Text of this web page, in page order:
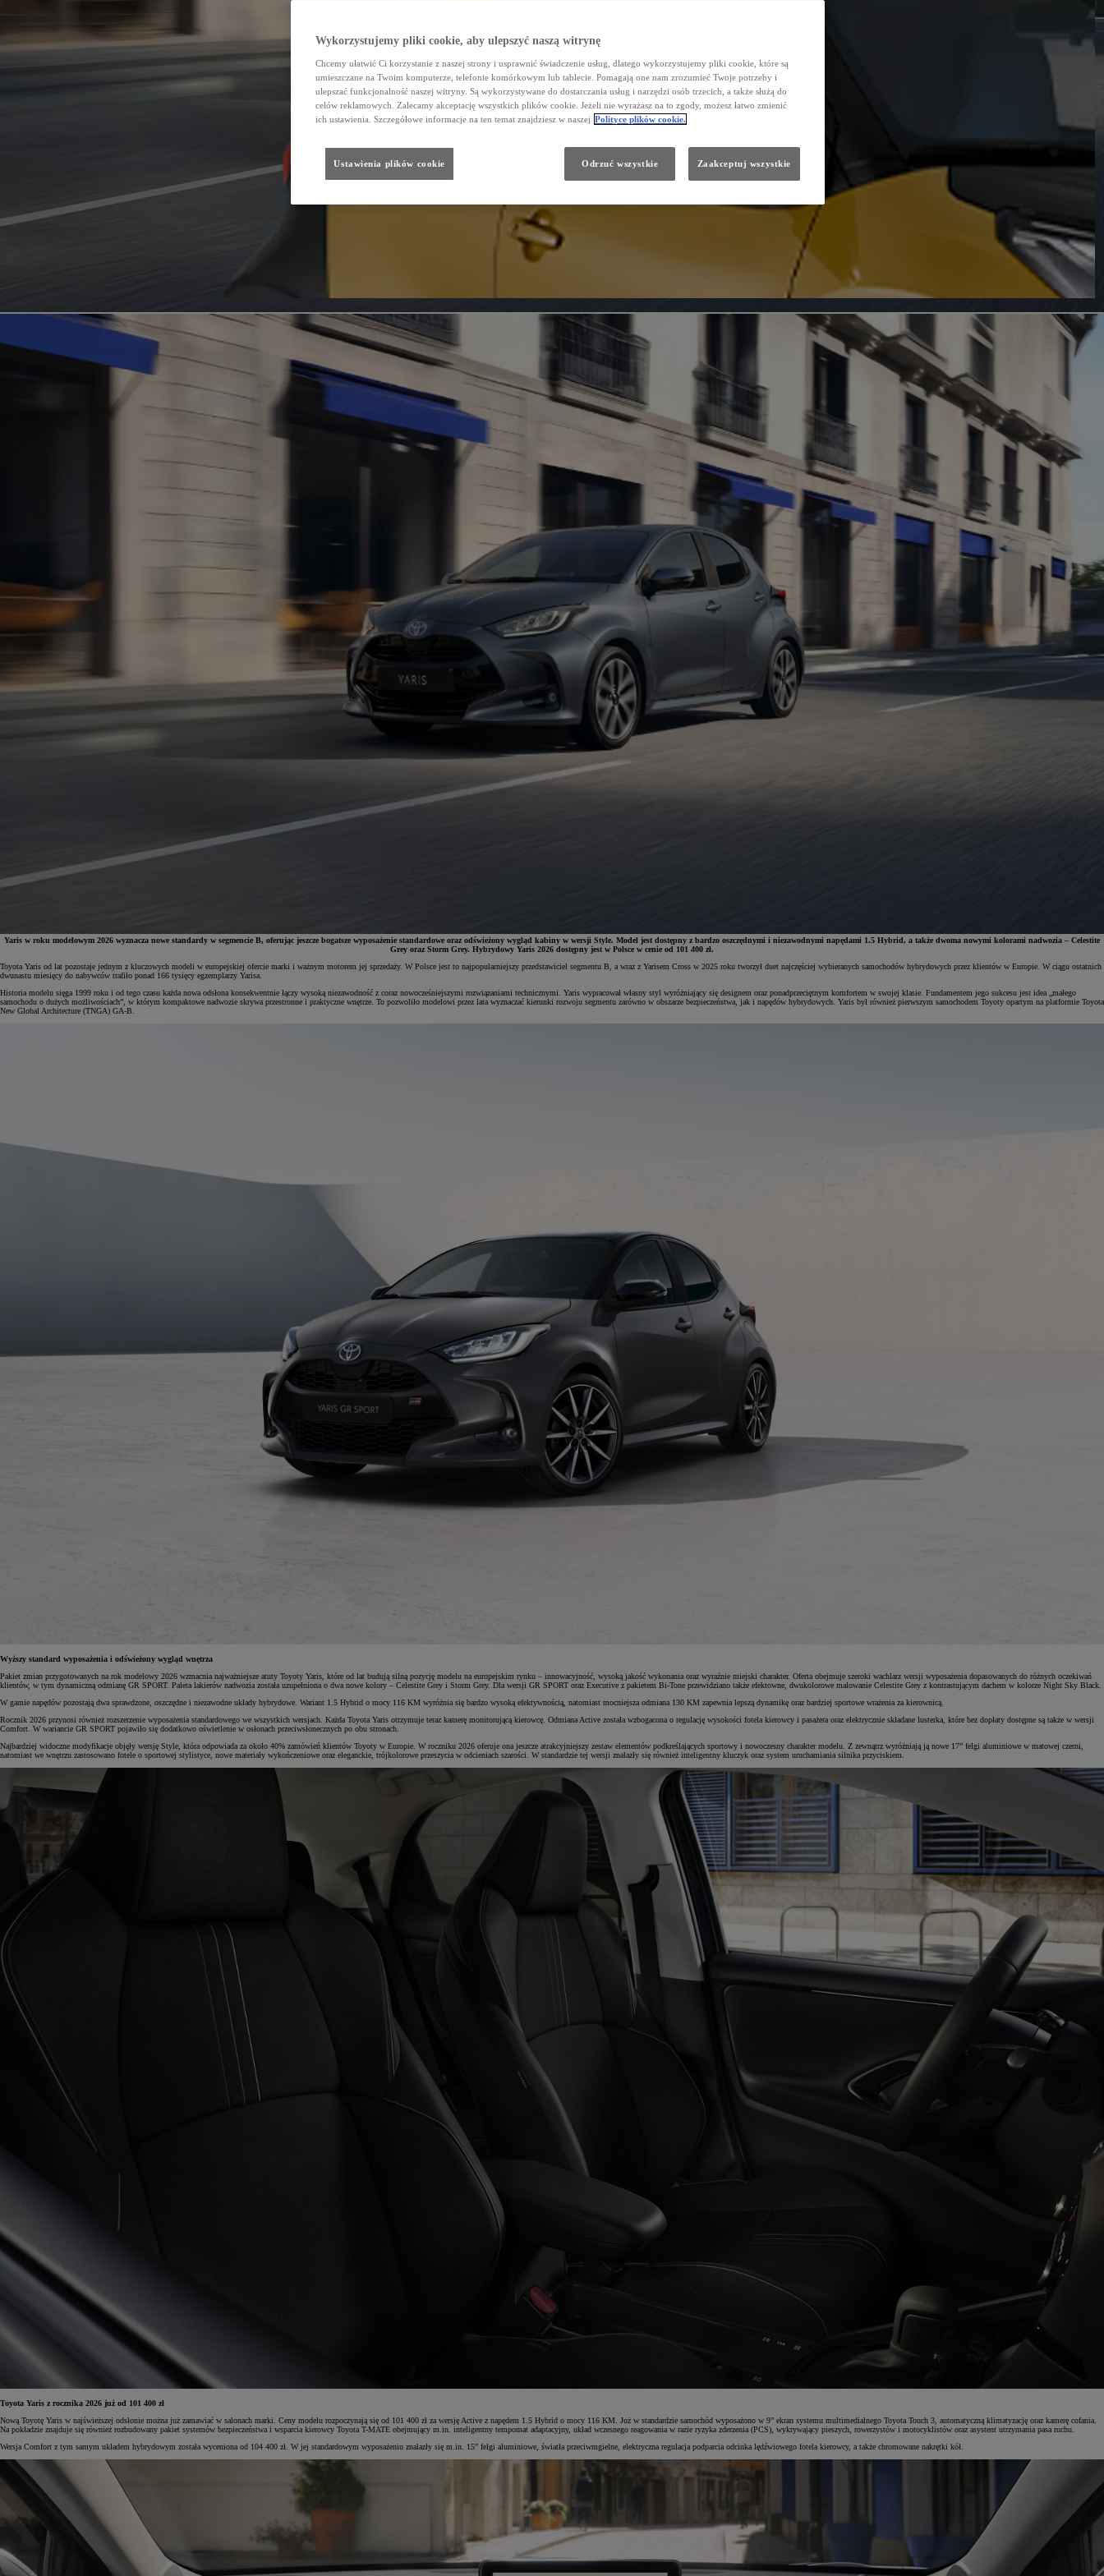
Od81 900 zł
Yaris Cross
Od
105 300 zł
Corolla Hatchback
Yaris w roku modelowym 2026 wyznacza nowe standardy w segmencie B, oferując jeszcze bogatsze wyposażenie standardowe oraz odświeżony wygląd kabiny w wersji Style. Model jest dostępny z bardzo oszczędnymi i niezawodnymi napędami 1.5 Hybrid, a także dwoma nowymi kolorami nadwozia – Celestite
Grey oraz Storm Grey. Hybrydowy Yaris 2026 dostępny jest w Polsce w cenie od 101 400 zł.
Toyota Yaris od lat pozostaje jednym z kluczowych modeli w europejskiej ofercie marki i ważnym motorem jej sprzedaży. W Polsce jest to najpopularniejszy przedstawiciel segmentu B, a wraz z Yarisem Cross w 2025 roku tworzył duet najczęściej wybieranych samochodów hybrydowych przez klientów w Europie. W ciągu ostatnich
dwunastu miesięcy do nabywców trafiło ponad 166 tysięcy egzemplarzy Yarisa.
Historia modelu sięga 1999 roku i od tego czasu każda nowa odsłona konsekwentnie łączy wysoką niezawodność z coraz nowocześniejszymi rozwiązaniami technicznymi. Yaris wypracował własny styl wyróżniający się designem oraz ponadprzeciętnym komfortem w swojej klasie. Fundamentem jego sukcesu jest idea „małego
samochodu o dużych możliwościach”, w którym kompaktowe nadwozie skrywa przestronne i praktyczne wnętrze. To pozwoliło modelowi przez lata wyznaczać kierunki rozwoju segmentu zarówno w obszarze bezpieczeństwa, jak i napędów hybrydowych. Yaris był również pierwszym samochodem Toyoty opartym na platformie Toyota
New Global Architecture (TNGA) GA-B.
Wyższy standard wyposażenia i odświeżony wygląd wnętrza
Pakiet zmian przygotowanych na rok modelowy 2026 wzmacnia najważniejsze atuty Toyoty Yaris, które od lat budują silną pozycję modelu na europejskim rynku – innowacyjność, wysoką jakość wykonania oraz wyraźnie miejski charakter. Oferta obejmuje szeroki wachlarz wersji wyposażenia dopasowanych do różnych oczekiwań
klientów, w tym dynamiczną odmianę GR SPORT. Paleta lakierów nadwozia została uzupełniona o dwa nowe kolory – Celestite Grey i Storm Grey. Dla wersji GR SPORT oraz Executive z pakietem Bi-Tone przewidziano także efektowne, dwukolorowe malowanie Celestite Grey z kontrastującym dachem w kolorze Night Sky Black.
W gamie napędów pozostają dwa sprawdzone, oszczędne i niezawodne układy hybrydowe. Wariant 1.5 Hybrid o mocy 116 KM wyróżnia się bardzo wysoką efektywnością, natomiast mocniejsza odmiana 130 KM zapewnia lepszą dynamikę oraz bardziej sportowe wrażenia za kierownicą.
Rocznik 2026 przynosi również rozszerzenie wyposażenia standardowego we wszystkich wersjach. Każda Toyota Yaris otrzymuje teraz kamerę monitorującą kierowcę. Odmiana Active została wzbogacona o regulację wysokości fotela kierowcy i pasażera oraz elektrycznie składane lusterka, które bez dopłaty dostępne są także w wersji
Comfort. W wariancie GR SPORT pojawiło się dodatkowo oświetlenie w osłonach przeciwsłonecznych po obu stronach.
Najbardziej widoczne modyfikacje objęły wersję Style, która odpowiada za około 40% zamówień klientów Toyoty w Europie. W roczniku 2026 oferuje ona jeszcze atrakcyjniejszy zestaw elementów podkreślających sportowy i nowoczesny charakter modelu. Z zewnątrz wyróżniają ją nowe 17” felgi aluminiowe w matowej czerni,
natomiast we wnętrzu zastosowano fotele o sportowej stylistyce, nowe materiały wykończeniowe oraz eleganckie, trójkolorowe przeszycia w odcieniach szarości. W standardzie tej wersji znalazły się również inteligentny kluczyk oraz system uruchamiania silnika przyciskiem.
Toyota Yaris z rocznika 2026 już od 101 400 zł
Nową Toyotę Yaris w najświeższej odsłonie można już zamawiać w salonach marki. Ceny modelu rozpoczynają się od 101 400 zł za wersję Active z napędem 1.5 Hybrid o mocy 116 KM. Już w standardzie samochód wyposażono w 9” ekran systemu multimedialnego Toyota Touch 3, automatyczną klimatyzację oraz kamerę cofania.
Na pokładzie znajduje się również rozbudowany pakiet systemów bezpieczeństwa i wsparcia kierowcy Toyota T-MATE obejmujący m.in. inteligentny tempomat adaptacyjny, układ wczesnego reagowania w razie ryzyka zderzenia (PCS), wykrywający pieszych, rowerzystów i motocyklistów oraz asystent utrzymania pasa ruchu.
Wersja Comfort z tym samym układem hybrydowym została wyceniona od 104 400 zł. W jej standardowym wyposażeniu znalazły się m.in. 15” felgi aluminiowe, światła przeciwmgielne, elektryczna regulacja podparcia odcinka lędźwiowego fotela kierowcy, a także chromowane nakrętki kół.
Wykorzystujemy pliki cookie, aby ulepszyć naszą witrynę
Chcemy ułatwić Ci korzystanie z naszej strony i usprawnić świadczenie usług, dlatego wykorzystujemy pliki cookie, które są
umieszczane na Twoim komputerze, telefonie komórkowym lub tablecie. Pomagają one nam zrozumieć Twoje potrzeby i
ulepszać funkcjonalność naszej witryny. Są wykorzystywane do dostarczania usług i narzędzi osób trzecich, a także służą do
celów reklamowych. Zalecamy akceptację wszystkich plików cookie. Jeżeli nie wyrażasz na to zgody, możesz łatwo zmienić
ich ustawienia. Szczegółowe informacje na ten temat znajdziesz w naszej Polityce plików cookie.
Ustawienia plików cookie Odrzuć wszystkie Zaakceptuj wszystkie